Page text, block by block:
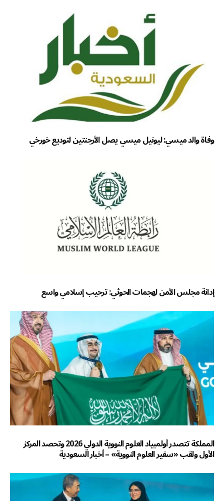
وفاة والد ميسي: ليونيل ميسي يصل الأرجنتين لتوديع خورخي
إدانة مجلس الأمن لهجمات الحوثي: ترحيب إسلامي واسع
المملكة تتصدر أولمبياد العلوم النووية الدولي 2026 وتحصد المركز
الأول ولقب «سفير العلوم النووية» – أخبار السعودية